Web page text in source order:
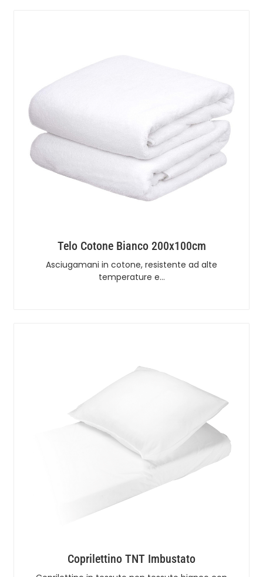
Telo Cotone Bianco 200x100cm
Asciugamani in cotone, resistente ad alte
temperature e…
Coprilettino TNT Imbustato